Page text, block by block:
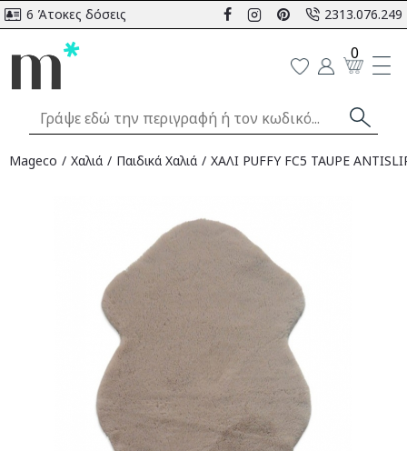
6 Άτοκες δόσεις 2313.076.249
0
Mageco Χαλιά Παιδικά Χαλιά ΧΑΛΙ PUFFY FC5 TAUPE